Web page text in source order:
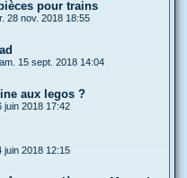
pour trains
28 nov. 2018 18:55
15 sept. 2018 14:04
aux legos ?
juin 2018 17:42
juin 2018 12:15